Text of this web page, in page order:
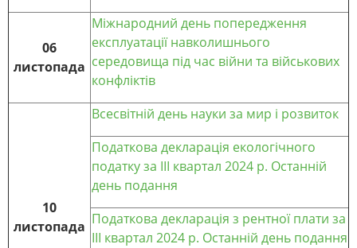
06
листопада
Міжнародний день попередження
експлуатації навколишнього
середовища під час війни та військових
конфліктів
10
листопада
Всесвітній день науки за мир і розвиток
Податкова декларація екологічного
податку за IІІ квартал 2024 р. Останній
день подання
Податкова декларація з рентної плати за
III квартал 2024 р. Останній день подання